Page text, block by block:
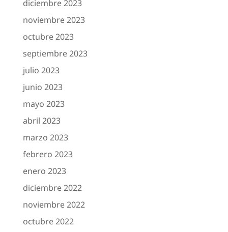
diciembre 2023
noviembre 2023
octubre 2023
septiembre 2023
julio 2023
junio 2023
mayo 2023
abril 2023
marzo 2023
febrero 2023
enero 2023
diciembre 2022
noviembre 2022
octubre 2022